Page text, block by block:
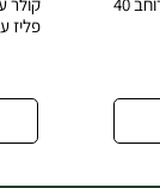
פליז